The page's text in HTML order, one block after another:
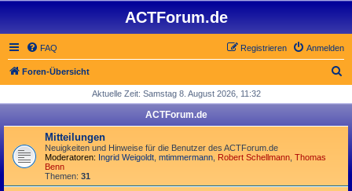
ACTForum.de
FAQ Anmelden
Registrieren
Foren-Übersicht
h
Aktuelle Zeit: Samstag 8. August 2026, 11:32
ACTForum.de
Mitteilungen
Neuigkeiten und Hinweise für die Benutzer des ACTForum.de
Moderatoren: Ingrid Weigoldt mtimmermann Robert Schellmann Thomas
Benn
Themen: 31